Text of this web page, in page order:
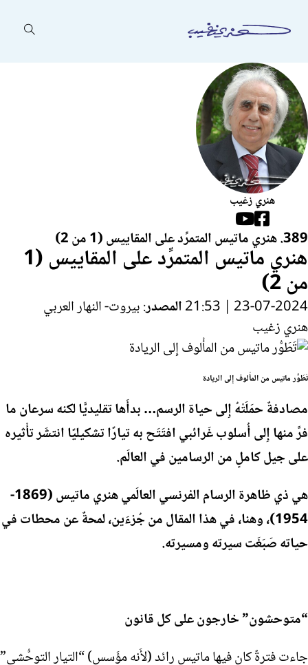
هنري زغيب
Follow us on Facebook
Follow us on YouTube 389. هنري ماتيس المتمرِّد على المقاييس (1 من 2) ​
هنري ماتيس المتمرِّد على المقاييس (1
من 2) ​
23-07-2024 | 21:53 المصدر: بيروت- النهار العربي
هنري زغيب
تَطَوُّر ماتيس من المأْلوف إِلى الريادة
مصادفةٌ حمَلَتْهُ إِلى حياة الرسم… بدأَها تقليديًّا لكنه سرعان ما
فرَّ منها إِلى أُسلوب غَرائبي افتَتَح به تيارًا تشكيليًا انتشَر تأْثيره
على جيل كاملٍ من الرسامين في العالَم.
هي ذي ظاهرة الرسام الفرنسي العالَمي هنري ماتيس (1869-
1954)، وهنا، في هذا المقال من جُزءَين، لمحةٌ عن محطات في
حياته صَبَغَت سيرته ومسيرته.
“متوحشون” خارجون على كل قانون
جاءت فترةٌ كان فيها ماتيس رائد (لأَنه مؤَسس) “التيار التوحُّشي”